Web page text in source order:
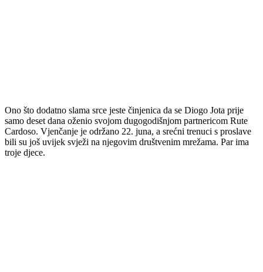
Ono što dodatno slama srce jeste činjenica da se Diogo Jota prije
samo deset dana oženio svojom dugogodišnjom partnericom Rute
Cardoso. Vjenčanje je održano 22. juna, a srećni trenuci s proslave
bili su još uvijek svježi na njegovim društvenim mrežama. Par ima
troje djece.